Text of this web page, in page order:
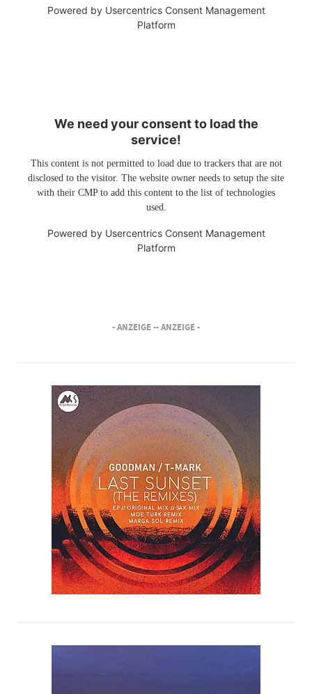
Powered by Usercentrics Consent Management
Platform
We need your consent to load the
service!
This content is not permitted to load due to trackers that are not
disclosed to the visitor. The website owner needs to setup the site
with their CMP to add this content to the list of technologies
used.
Powered by Usercentrics Consent Management
Platform
- ANZEIGE -- ANZEIGE -